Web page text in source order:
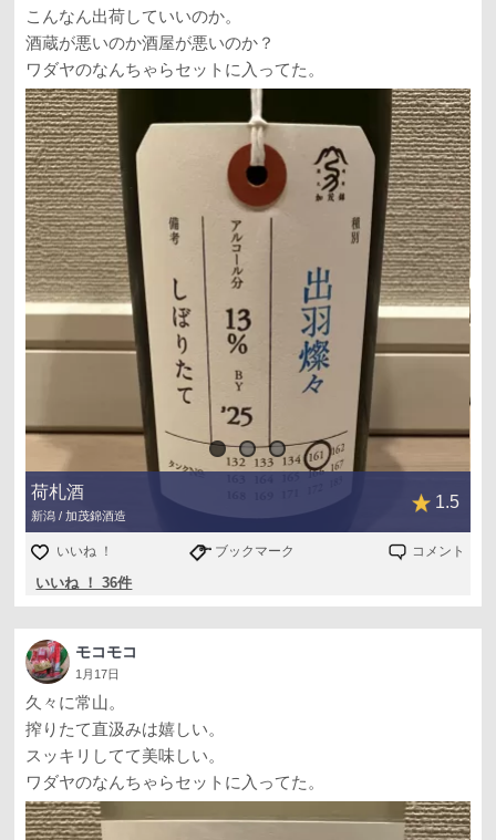
こんなん出荷していいのか。
酒蔵が悪いのか酒屋が悪いのか？
ワダヤのなんちゃらセットに入ってた。
荷札酒
新潟 / 加茂錦酒造
1.5
いいね ！ ブックマーク コメント
いいね ！ 36件
モコモコ
1月17日
久々に常山。
搾りたて直汲みは嬉しい。
スッキリしてて美味しい。
ワダヤのなんちゃらセットに入ってた。